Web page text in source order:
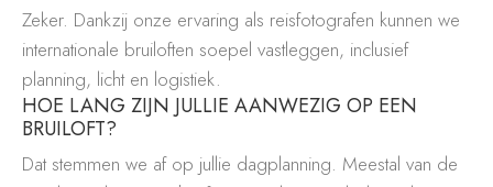
Zeker. Dankzij onze ervaring als reisfotografen kunnen we
internationale bruiloften soepel vastleggen, inclusief
planning, licht en logistiek.
HOE LANG ZIJN JULLIE AANWEZIG OP EEN
BRUILOFT?
Dat stemmen we af op jullie dagplanning. Meestal van de